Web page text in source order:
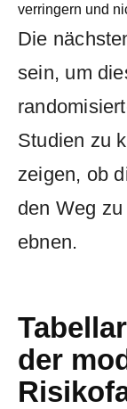
verringern und
Die
sein, um
Studien zu
zeigen, ob
den Weg
ebnen.
der